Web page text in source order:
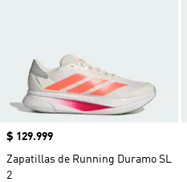
Precio
$ 129.999
Zapatillas de Running Duramo SL
2